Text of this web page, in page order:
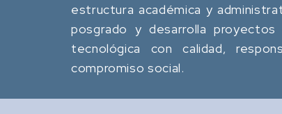
estructura académica y
posgrado y desarrolla
tecnológica con calidad,
compromiso social.